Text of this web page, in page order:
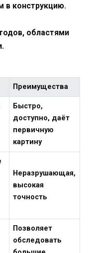
в конструкцию.
областями
Преимущества
Быстро,
доступно, даёт
первичную
картину
Неразрушающая,
высокая
точность
Позволяет
обследовать